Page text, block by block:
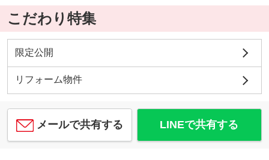
こだわり特集
限定公開
リフォーム物件
メールで共有する LINEで共有する